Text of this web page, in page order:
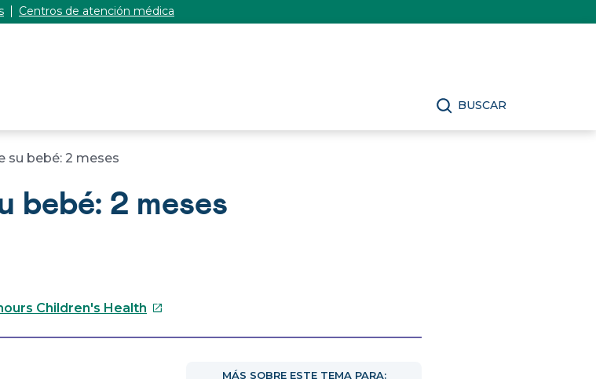
Centros de atención médica
BUSCAR
su bebé: 2 meses
bebé: 2 meses
Children's Health Este
MÁS SOBRE ESTE TEMA PARA: